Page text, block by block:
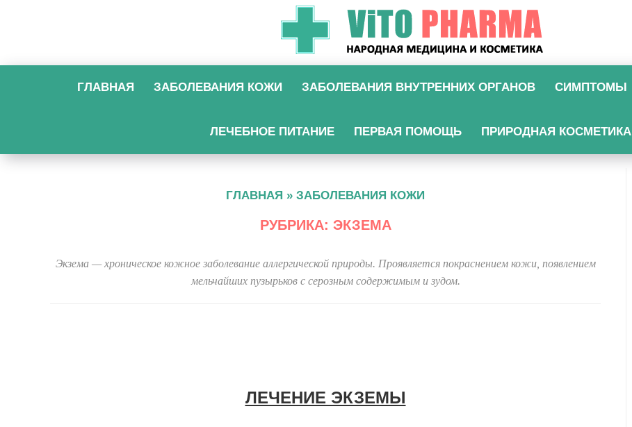
ГЛАВНАЯ ЗАБОЛЕВАНИЯ КОЖИ ЗАБОЛЕВАНИЯ ВНУТРЕННИХ ОРГАНОВ СИМПТОМЫ
ЛЕЧЕБНОЕ ПИТАНИЕ ПЕРВАЯ ПОМОЩЬ ПРИРОДНАЯ КОСМЕТИКА
ГЛАВНАЯ » ЗАБОЛЕВАНИЯ КОЖИ
РУБРИКА: ЭКЗЕМА
Экзема — хроническое кожное заболевание аллергической природы. Проявляется покраснением кожи, появлением
мельчайших пузырьков с серозным содержимым и зудом.
ЛЕЧЕНИЕ ЭКЗЕМЫ